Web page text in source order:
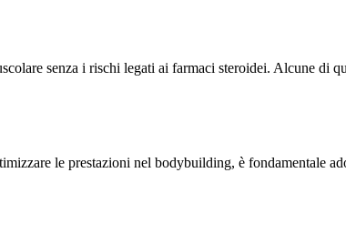
senza i rischi legati ai farmaci steroidei. Alcune di
le prestazioni nel bodybuilding, è fondamentale